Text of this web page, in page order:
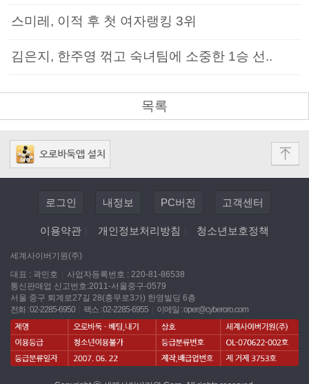
스미레, 이적 후 첫 여자랭킹 3위
김은지, 한주영 꺾고 숙녀팀에 소중한 1승 선..
목록
로그인 내정보 PC버전 고객센터
이용약관 개인정보처리방침 청소년보호정책
세계사이버기원(주)
대표 : 곽민호
사업자등록번호 : 220-81-86538
통신판매업 신고번호:2011-서울중구-0579
서울 중구 퇴계로27길 28(충무로3가) 한영빌딩 6층
전화 : 02-2285-6950
팩스 : 02-2285-6955 이메일 :oper@cyberoro.com